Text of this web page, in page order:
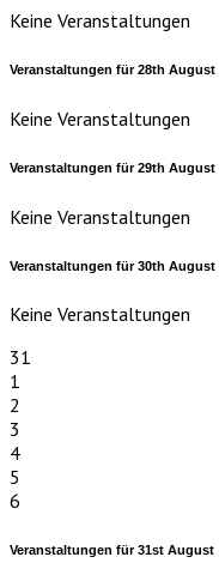
Keine Veranstaltungen
Veranstaltungen für28th August
Keine Veranstaltungen
Veranstaltungen für29th August
Keine Veranstaltungen
Veranstaltungen für30th August
Keine Veranstaltungen
31
1
2
3
4
5
6
Veranstaltungen für31st August